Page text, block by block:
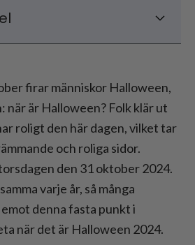
i Storbritannien
firar människor Halloween,
när är Halloween? Folk klär ut
roligt den här dagen, vilket tar
och roliga sidor.
den 31 oktober 2024.
varje år, så många
denna fasta punkt i
när det är Halloween 2024.